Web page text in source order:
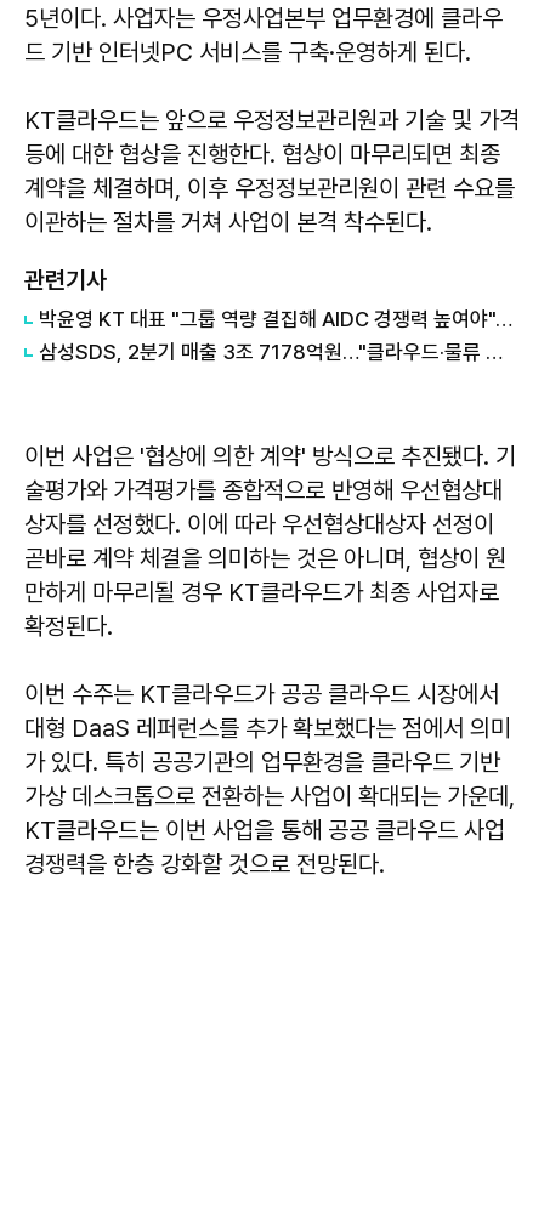
5년이다. 사업자는 우정사업본부 업무환경에 클라우
드 기반 인터넷PC 서비스를 구축·운영하게 된다.
KT클라우드는 앞으로 우정정보관리원과 기술 및 가격
등에 대한 협상을 진행한다. 협상이 마무리되면 최종
계약을 체결하며, 이후 우정정보관리원이 관련 수요를
이관하는 절차를 거쳐 사업이 본격 착수된다.
관련기사
박윤영 KT 대표 "그룹 역량 결집해 AIDC 경쟁력 높여야"…목동 KT클라우드 방문
삼성SDS, 2분기 매출 3조 7178억원…"클라우드·물류 성장 견인"
이번 사업은 '협상에 의한 계약' 방식으로 추진됐다. 기
술평가와 가격평가를 종합적으로 반영해 우선협상대
상자를 선정했다. 이에 따라 우선협상대상자 선정이
곧바로 계약 체결을 의미하는 것은 아니며, 협상이 원
만하게 마무리될 경우 KT클라우드가 최종 사업자로
확정된다.
이번 수주는 KT클라우드가 공공 클라우드 시장에서
대형 DaaS 레퍼런스를 추가 확보했다는 점에서 의미
가 있다. 특히 공공기관의 업무환경을 클라우드 기반
가상 데스크톱으로 전환하는 사업이 확대되는 가운데,
KT클라우드는 이번 사업을 통해 공공 클라우드 사업
경쟁력을 한층 강화할 것으로 전망된다.